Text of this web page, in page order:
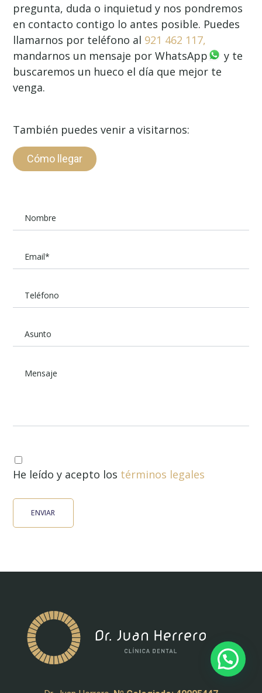
pregunta, duda o inquietud y nos pondremos
en contacto contigo lo antes posible. Puedes
llamarnos por teléfono al 921 462 117,
mandarnos un mensaje por WhatsApp
y te
buscaremos un hueco el día que mejor te
venga.
También puedes venir a visitarnos:
Cómo llegar
He leído y acepto los términos legales